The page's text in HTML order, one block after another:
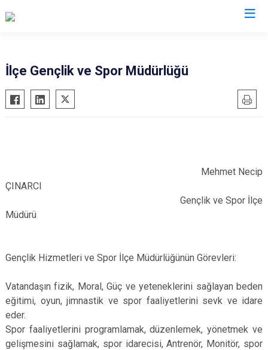
Bahçesaray
Başkale
Erciş
İlçe Gençlik ve Spor Müdürlüğü
Mehmet Necip
ÇINARCI
Gençlik ve Spor İlçe
Müdürü
Gençlik Hizmetleri ve Spor İlçe Müdürlüğünün Görevleri:
Vatandaşın fizik, Moral, Güç ve yeteneklerini sağlayan beden
eğitimi, oyun, jimnastik ve spor faaliyetlerini sevk ve idare
eder.
Spor faaliyetlerini programlamak, düzenlemek, yönetmek ve
gelişmesini sağlamak, spor idarecisi, Antrenör, Monitör, spor